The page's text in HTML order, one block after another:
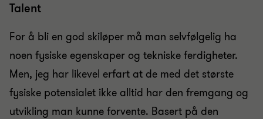
Talent
For å bli en god skiløper må man selvfølgelig ha
noen fysiske egenskaper og tekniske ferdigheter.
Men, jeg har likevel erfart at de med det største
fysiske potensialet ikke alltid har den fremgang og
utvikling man kunne forvente. Basert på den